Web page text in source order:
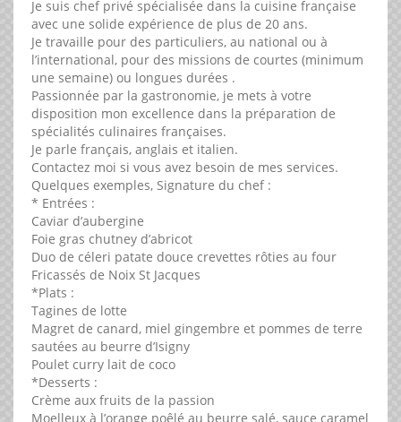
Je suis chef privé spécialisée dans la cuisine française
avec une solide expérience de plus de 20 ans.
Je travaille pour des particuliers, au national ou à
l’international, pour des missions de courtes (minimum
une semaine) ou longues durées .
Passionnée par la gastronomie, je mets à votre
disposition mon excellence dans la préparation de
spécialités culinaires françaises.
Je parle français, anglais et italien.
Contactez moi si vous avez besoin de mes services.
Quelques exemples, Signature du chef :
* Entrées :
Caviar d’aubergine
Foie gras chutney d’abricot
Duo de céleri patate douce crevettes rôties au four
Fricassés de Noix St Jacques
*Plats :
Tagines de lotte
Magret de canard, miel gingembre et pommes de terre
sautées au beurre d’Isigny
Poulet curry lait de coco
*Desserts :
Crème aux fruits de la passion
Moelleux à l’orange poêlé au beurre salé, sauce caramel